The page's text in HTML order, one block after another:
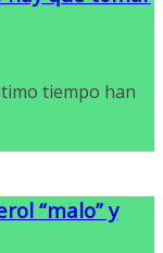
tiempo han
“malo” y